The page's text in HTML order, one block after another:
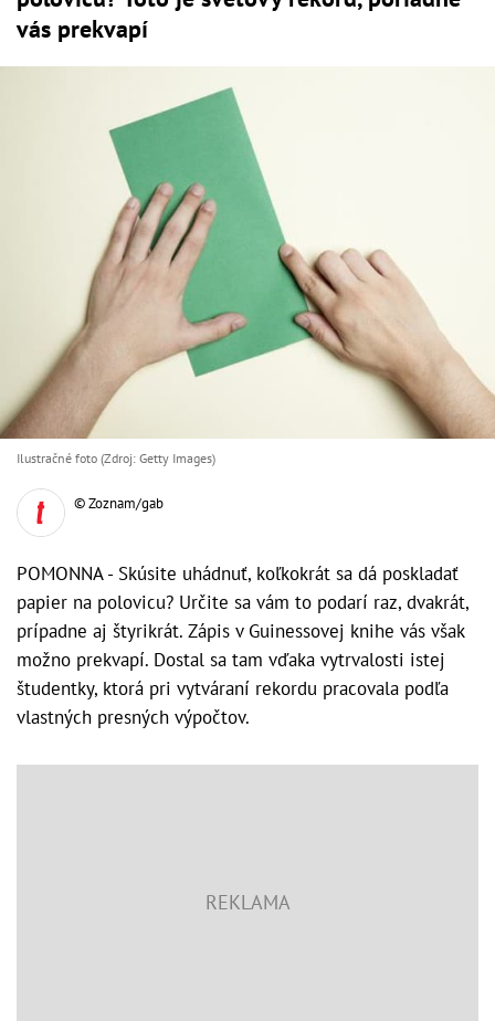
vás prekvapí
Ilustračné foto (Zdroj: Getty Images)
© Zoznam/gab
POMONNA - Skúsite uhádnuť, koľkokrát sa dá poskladať
papier na polovicu? Určite sa vám to podarí raz, dvakrát,
prípadne aj štyrikrát. Zápis v Guinessovej knihe vás však
možno prekvapí. Dostal sa tam vďaka vytrvalosti istej
študentky, ktorá pri vytváraní rekordu pracovala podľa
vlastných presných výpočtov.